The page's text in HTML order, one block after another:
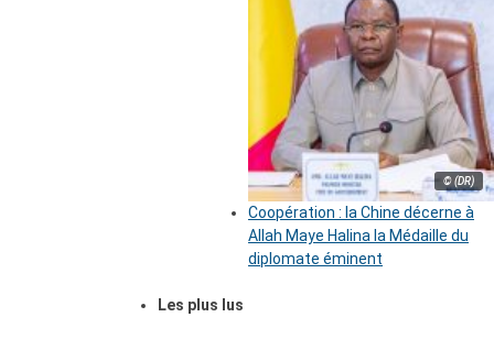
© (DR)
Coopération : la Chine décerne à
Allah Maye Halina la Médaille du
diplomate éminent
Les plus lus